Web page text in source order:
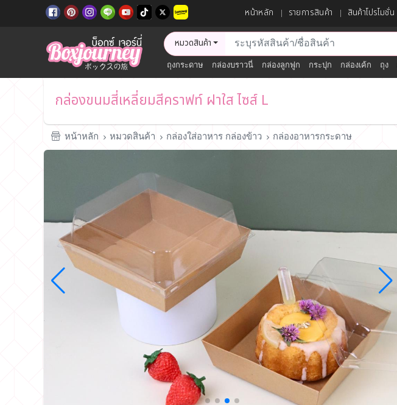
หน้าหลัก รายการสินค้า สินค้าโปรโมชั่น
หมวดสินค้า
ถุงกระดาษ กล่องบราวนี่ กล่องลูกฟูก กระปุก กล่องเค้ก ถุง
กล่องขนมสี่เหลี่ยมสีคราฟท์ ฝาใส ไซส์ L
หน้าหลัก หมวดสินค้า กล่องใส่อาหาร กล่องข้าว กล่องอาหารกระดาษ